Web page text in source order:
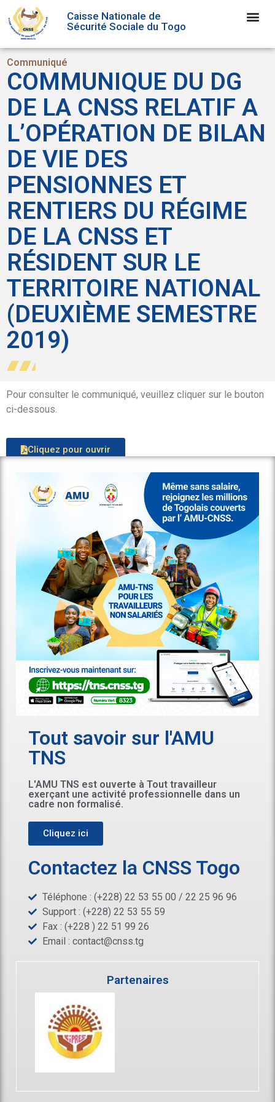
Caisse Nationale de
Sécurité Sociale du Togo
Communiqué
COMMUNIQUE DU DG
DE LA CNSS RELATIF A
L’OPÉRATION DE BILAN
DE VIE DES
PENSIONNES ET
RENTIERS DU RÉGIME
DE LA CNSS ET
RÉSIDENT SUR LE
TERRITOIRE NATIONAL
(DEUXIÈME SEMESTRE
2019)
Pour consulter le communiqué, veuillez cliquer sur le bouton
ci-dessous.
Cliquez pour ouvrir
Tout savoir sur l'AMU
TNS
L'AMU TNS est ouverte à Tout travailleur
exerçant une activité professionnelle dans un
cadre non formalisé.
Cliquez ici
Contactez la CNSS Togo
Téléphone : (+228) 22 53 55 00 / 22 25 96 96
Support : (+228) 22 53 55 59
Fax : (+228 ) 22 51 99 26
Email : contact@cnss.tg
Partenaires